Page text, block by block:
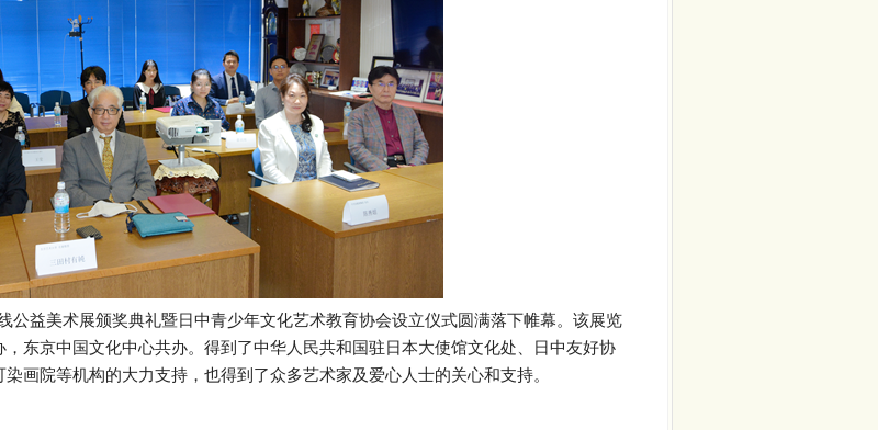
公益美术展颁奖典礼暨日中青少年文化艺术教育协会设立仪式圆满落下帷幕。该展览
东京中国文化中心共办。得到了中华人民共和国驻日本大使馆文化处、日中友好协
画院等机构的大力支持，也得到了众多艺术家及爱心人士的关心和支持。